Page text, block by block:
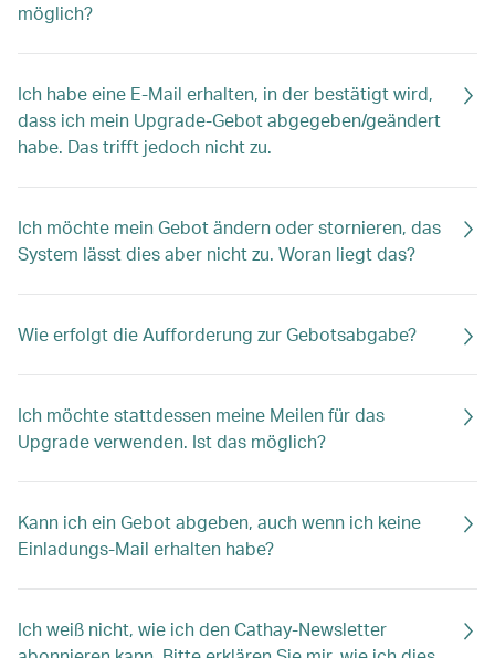
möglich?
Ich habe eine E-Mail erhalten, in der bestätigt wird,
dass ich mein Upgrade-Gebot abgegeben/geändert
habe. Das trifft jedoch nicht zu.
Ich möchte mein Gebot ändern oder stornieren, das
System lässt dies aber nicht zu. Woran liegt das?
Wie erfolgt die Aufforderung zur Gebotsabgabe?
Ich möchte stattdessen meine Meilen für das
Upgrade verwenden. Ist das möglich?
Kann ich ein Gebot abgeben, auch wenn ich keine
Einladungs-Mail erhalten habe?
Ich weiß nicht, wie ich den Cathay-Newsletter